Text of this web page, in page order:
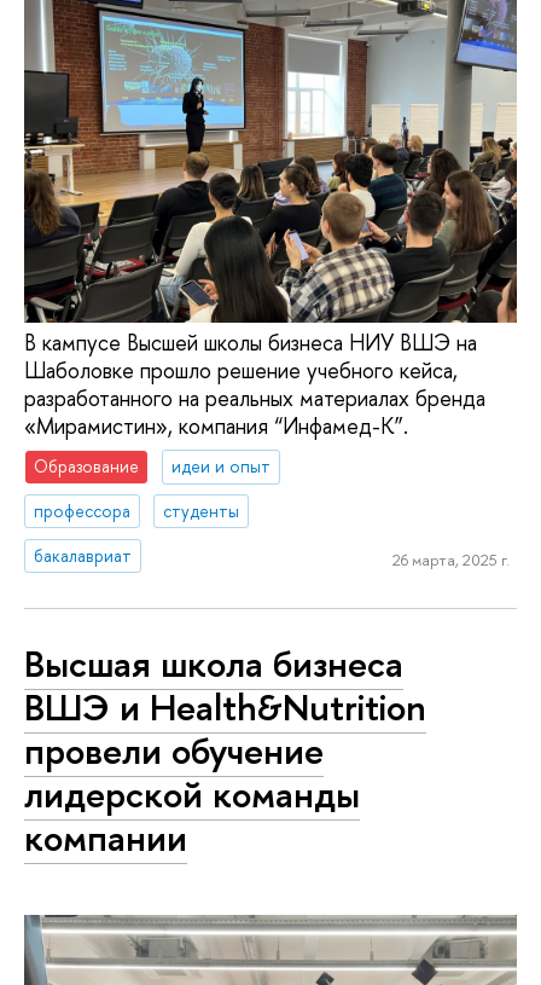
В кампусе Высшей школы бизнеса НИУ ВШЭ на
Шаболовке прошло решение учебного кейса,
разработанного на реальных материалах бренда
«Мирамистин», компания “Инфамед-К”.
Образование
идеи и опыт
профессора
студенты
бакалавриат
26 марта, 2025 г.
Высшая школа бизнеса
ВШЭ и Health&Nutrition
провели обучение
лидерской команды
компании